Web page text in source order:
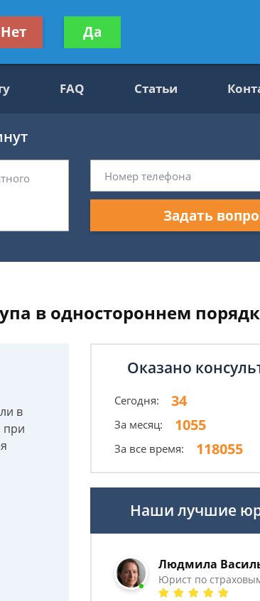
Получите консультацию
бесплатно
FAQ Статьи
Задать
в одностороннем
в
при
Оказано
Сегодня: 34
За месяц: 1055
За все время: 118055
Наши лучшие
Людмила
Юрист по
Нет Да